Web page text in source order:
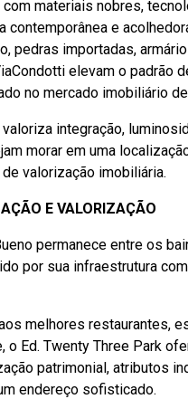
materiais nobres,
contemporânea e
pedras importadas,
elevam o padrão
no mercado imobiliário
integração,
morar em uma
valorização imobiliária.
E VALORIZAÇÃO
permanece entre os
por sua infraestrutura
melhores restaurantes,
o Ed. Twenty Three Park
patrimonial, atributos
endereço sofisticado.